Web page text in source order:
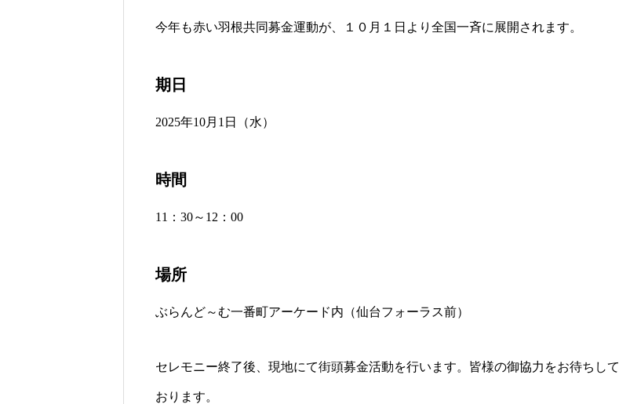
今年も赤い羽根共同募金運動が、１０月１日より全国一斉に展開されます。
期日
2025年10月1日（水）
時間
11：30～12：00
場所
ぶらんど～む一番町アーケード内（仙台フォーラス前）
セレモニー終了後、現地にて街頭募金活動を行います。皆様の御協力をお待ちして
おります。